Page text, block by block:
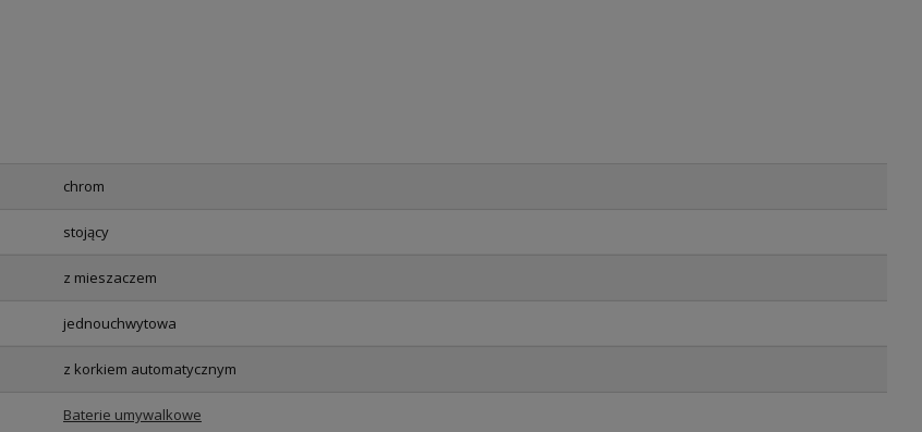
chrom
stojący
z mieszaczem
jednouchwytowa
z korkiem automatycznym
Baterie umywalkowe